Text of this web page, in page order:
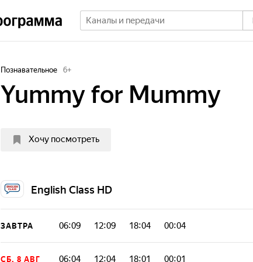
Познавательное 6+
Yummy for Mummy
Хочу посмотреть
English Class HD
ЗАВТРА 06:09 12:09 18:04 00:04
СБ, 8 АВГ 06:04 12:04 18:01 00:01